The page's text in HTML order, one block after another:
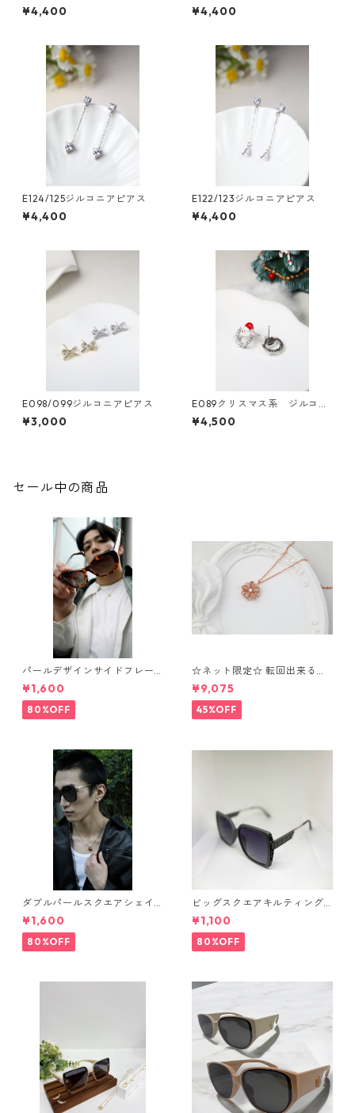
¥4,400 ¥4,400
E124/125ジルコニアピアス
¥4,400
E122/123ジルコニアピアス
¥4,400
E098/099ジルコニアピアス
¥3,000
E089クリスマス系 ジルコニ
アピアス
¥4,500
セール中の商品
パールデザインサイドフレー
ムサングラス（Brown）** Sin
Sin*
¥1,600
80%OFF
☆ネット限定☆ 転回出来る
花 ネックレス⁺ブレスレッ
ト OS7
¥9,075
45%OFF
ダブルパールスクエアシェイ
プサングラス(Dark brown) **
SinSin*
¥1,600
80%OFF
ビッグスクエアキルティング
サングラス** SinSin*
¥1,100
80%OFF